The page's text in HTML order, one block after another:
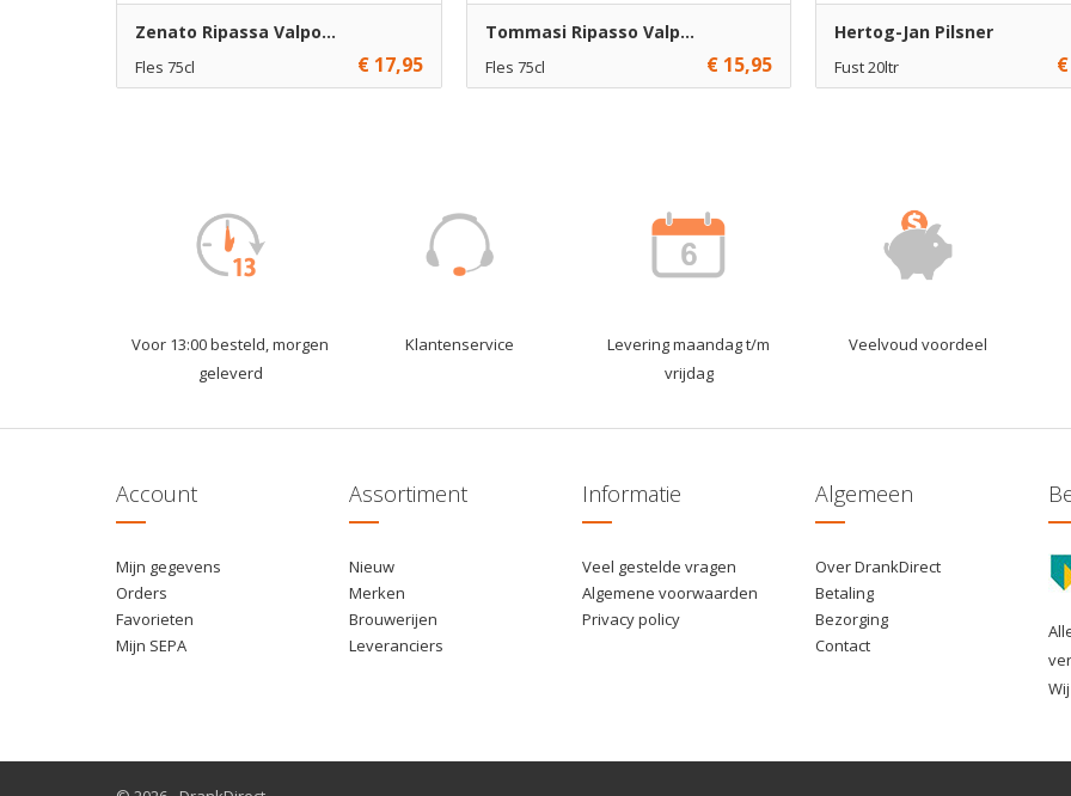
Zenato Ripassa Valpo...
Fles 75cl € 17,95
Tommasi Ripasso Valp...
Fles 75cl € 15,95
Hertog-Jan Pilsner
Fust 20ltr
Voor 13:00 besteld, morgen
geleverd
Klantenservice
Levering maandag t/m
vrijdag
Veelvoud voordeel
Account
Mijn gegevens
Orders
Favorieten
Mijn SEPA
Assortiment
Nieuw
Merken
Brouwerijen
Leveranciers
Informatie
Veel gestelde vragen
Algemene voorwaarden
Privacy policy
Algemeen
Over DrankDirect
Betaling
Bezorging
Contact